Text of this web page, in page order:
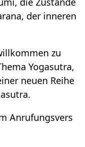
der inneren
zu
Yogasutra,
neuen Reihe
Anrufungsvers